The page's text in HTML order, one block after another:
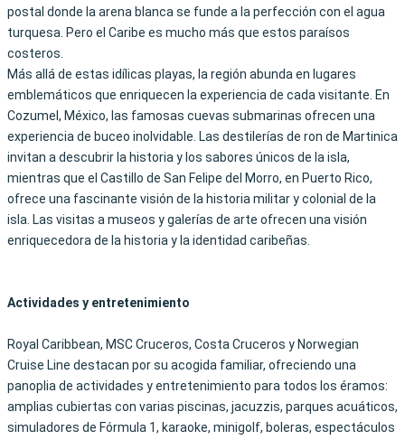
postal donde la arena blanca se funde a la perfección con el agua
turquesa. Pero el Caribe es mucho más que estos paraísos
costeros.
Más allá de estas idílicas playas, la región abunda en lugares
emblemáticos que enriquecen la experiencia de cada visitante. En
Cozumel, México, las famosas cuevas submarinas ofrecen una
experiencia de buceo inolvidable. Las destilerías de ron de Martinica
invitan a descubrir la historia y los sabores únicos de la isla,
mientras que el Castillo de San Felipe del Morro, en Puerto Rico,
ofrece una fascinante visión de la historia militar y colonial de la
isla. Las visitas a museos y galerías de arte ofrecen una visión
enriquecedora de la historia y la identidad caribeñas.
Actividades y entretenimiento
Royal Caribbean, MSC Cruceros, Costa Cruceros y Norwegian
Cruise Line destacan por su acogida familiar, ofreciendo una
panoplia de actividades y entretenimiento para todos los éramos:
amplias cubiertas con varias piscinas, jacuzzis, parques acuáticos,
simuladores de Fórmula 1, karaoke, minigolf, boleras, espectáculos